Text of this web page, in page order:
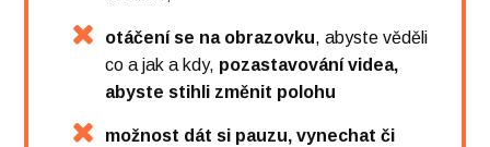
otáčení se na obrazovku, abyste věděli
co a jak a kdy, pozastavování videa,
abyste stihli změnit polohu
možnost dát si pauzu, vynechat či